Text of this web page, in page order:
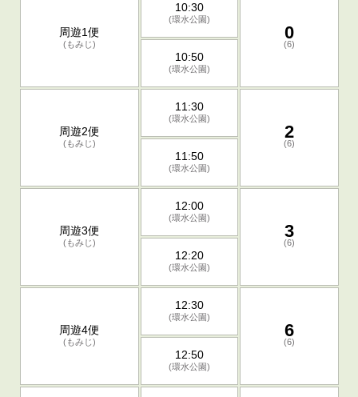
周遊1便
(もみじ)
10:30
(環水公園)
0
(6)
10:50
(環水公園)
周遊2便
(もみじ)
11:30
(環水公園)
2
(6)
11:50
(環水公園)
周遊3便
(もみじ)
12:00
(環水公園)
3
(6)
12:20
(環水公園)
周遊4便
(もみじ)
12:30
(環水公園)
6
(6)
12:50
(環水公園)